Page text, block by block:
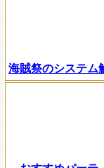
海賊祭のシステム